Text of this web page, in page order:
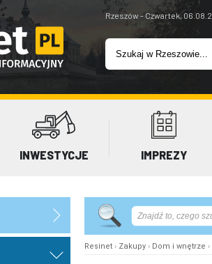
Rzeszów - Czwartek,
INWESTYCJE IMPREZY
Resinet › Zakupy › Dom i wnętrze ›